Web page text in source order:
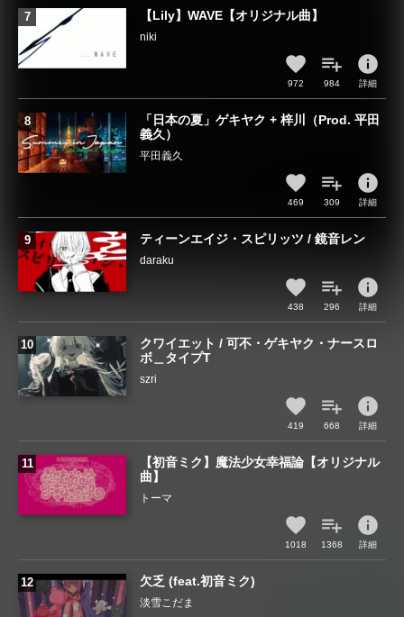
【Lily】WAVE【オリジナル曲】
niki
972 984
info
詳細
「日本の夏」ゲキヤク + 梓川（Prod. 平田
義久）
平田義久
469 309
info
詳細
ティーンエイジ・スピリッツ / 鏡音レン
daraku
438 296
info
詳細
クワイエット / 可不・ゲキヤク・ナースロ
ボ＿タイプT
szri
419 668
info
詳細
【初音ミク】魔法少女幸福論【オリジナル
曲】
トーマ
1018 1368
info
詳細
欠乏 (feat.初音ミク)
淡雪こだま